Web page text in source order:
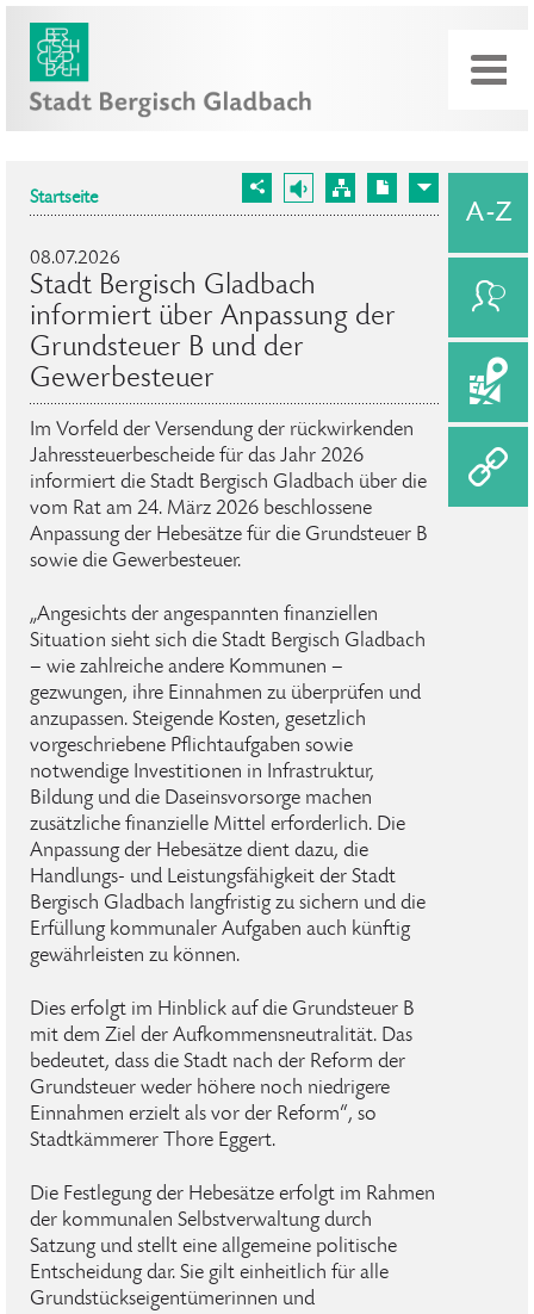
Startseite
08.07.2026
Stadt Bergisch Gladbach
informiert über Anpassung der
Grundsteuer B und der
Gewerbesteuer
Im Vorfeld der Versendung der rückwirkenden
Jahressteuerbescheide für das Jahr 2026
informiert die Stadt Bergisch Gladbach über die
vom Rat am 24. März 2026 beschlossene
Anpassung der Hebesätze für die Grundsteuer B
sowie die Gewerbesteuer.
„Angesichts der angespannten finanziellen
Situation sieht sich die Stadt Bergisch Gladbach
– wie zahlreiche andere Kommunen –
gezwungen, ihre Einnahmen zu überprüfen und
anzupassen. Steigende Kosten, gesetzlich
vorgeschriebene Pflichtaufgaben sowie
notwendige Investitionen in Infrastruktur,
Bildung und die Daseinsvorsorge machen
zusätzliche finanzielle Mittel erforderlich. Die
Anpassung der Hebesätze dient dazu, die
Handlungs- und Leistungsfähigkeit der Stadt
Bergisch Gladbach langfristig zu sichern und die
Erfüllung kommunaler Aufgaben auch künftig
gewährleisten zu können.
Dies erfolgt im Hinblick auf die Grundsteuer B
mit dem Ziel der Aufkommensneutralität. Das
bedeutet, dass die Stadt nach der Reform der
Grundsteuer weder höhere noch niedrigere
Einnahmen erzielt als vor der Reform“, so
Stadtkämmerer Thore Eggert.
Die Festlegung der Hebesätze erfolgt im Rahmen
der kommunalen Selbstverwaltung durch
Satzung und stellt eine allgemeine politische
Entscheidung dar. Sie gilt einheitlich für alle
Grundstückseigentümerinnen und